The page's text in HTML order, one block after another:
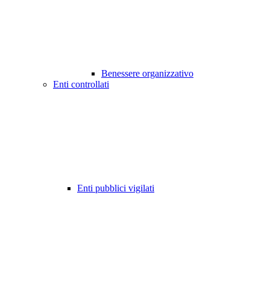
Benessere organizzativo
Enti controllati
Enti pubblici vigilati